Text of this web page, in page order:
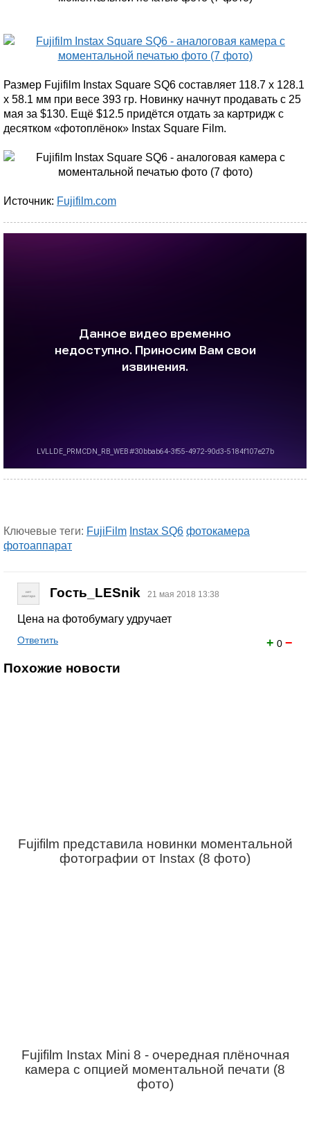
Размер Fujifilm Instax Square SQ6 составляет 118.7 х 128.1
х 58.1 мм при весе 393 гр. Новинку начнут продавать с 25
мая за $130. Ещё $12.5 придётся отдать за картридж с
десятком «фотоплёнок» Instax Square Film.
Источник: Fujifilm.com
Ключевые теги: FujiFilm Instax SQ6 фотокамера
фотоаппарат
Гость_LESnik 21 мая 2018 13:38
Цена на фотобумагу удручает
+ 0 −
Ответить
Похожие новости
Fujifilm представила новинки моментальной
фотографии от Instax (8 фото)
Fujifilm Instax Mini 8 - очередная плёночная
камера с опцией моментальной печати (8
фото)